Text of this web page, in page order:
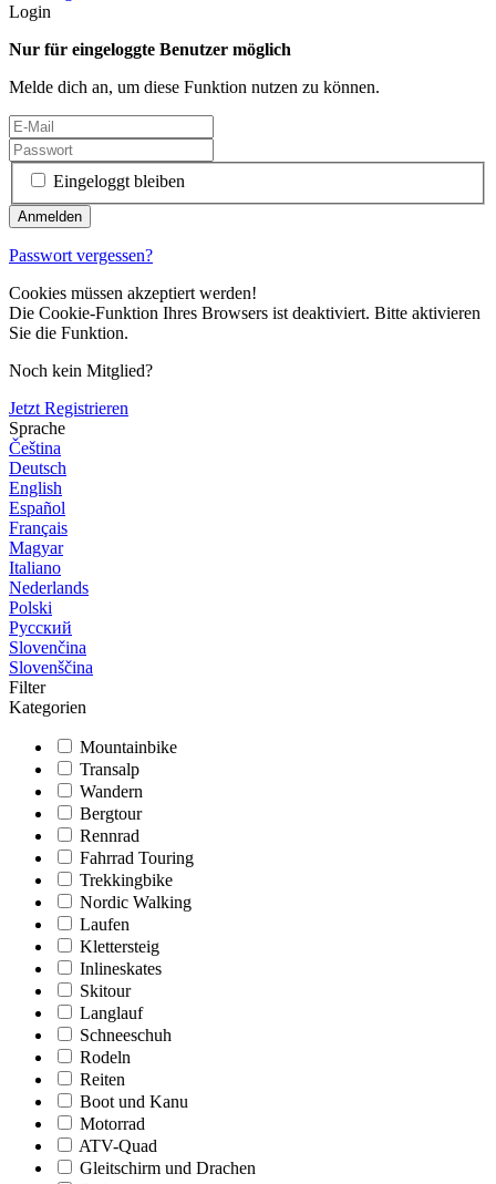
Login
Nur für eingeloggte Benutzer möglich
Melde dich an, um diese Funktion nutzen zu können.
Eingeloggt bleiben
Passwort vergessen?
Cookies müssen akzeptiert werden!
Die Cookie-Funktion Ihres Browsers ist deaktiviert. Bitte aktivieren
Sie die Funktion.
Noch kein Mitglied?
Jetzt Registrieren
Sprache
Čeština
Deutsch
English
Español
Français
Magyar
Italiano
Nederlands
Polski
Русский
Slovenčina
Slovenščina
Filter
Kategorien
Mountainbike
Transalp
Wandern
Bergtour
Rennrad
Fahrrad Touring
Trekkingbike
Nordic Walking
Laufen
Klettersteig
Inlineskates
Skitour
Langlauf
Schneeschuh
Rodeln
Reiten
Boot und Kanu
Motorrad
ATV-Quad
Gleitschirm und Drachen